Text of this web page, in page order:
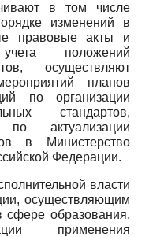
в том числе
изменений в
правовые акты и
положений
осуществляют
планов
по организации
стандартов,
актуализации
в Министерство
Федерации.
власти
осуществляющим
сфере образования,
применения